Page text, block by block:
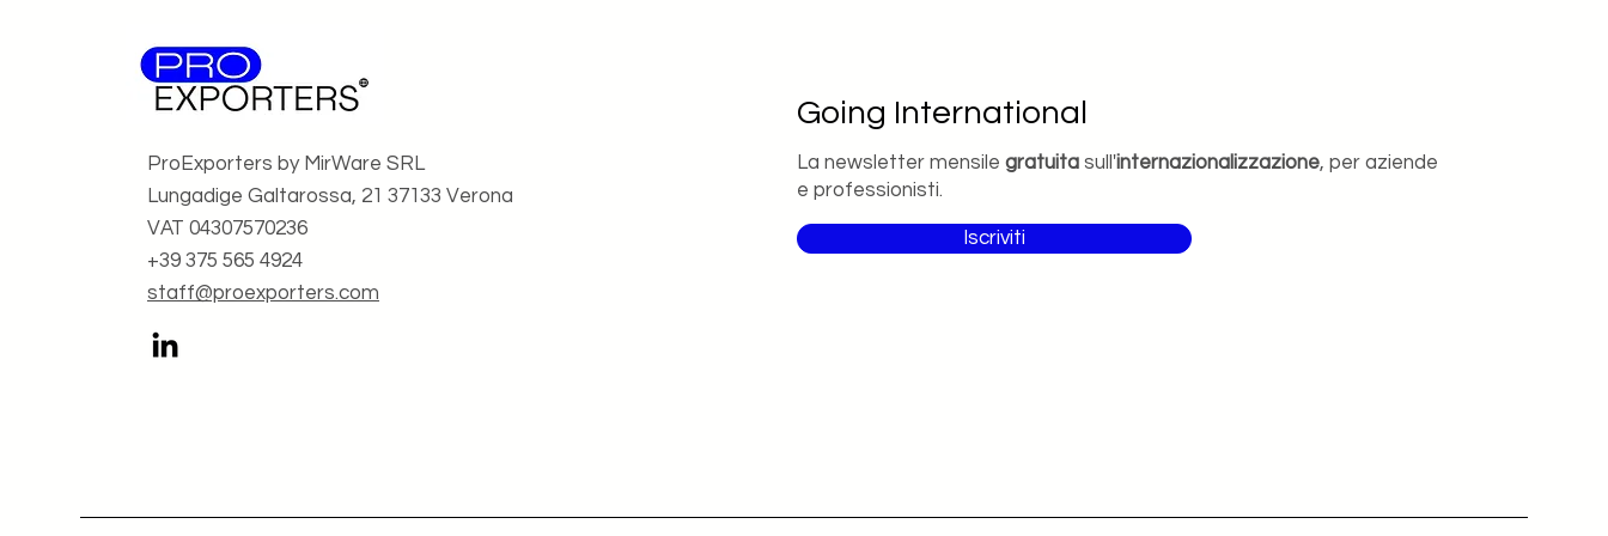
ProExporters by MirWare SRL
Lungadige Galtarossa, 21 37133 Verona
VAT 04307570236
+39 375 565 4924
staff@proexporters.com
Going International
La newsletter mensile gratuitasull'internazionalizzazione, per aziende
e professionisti.
Iscriviti